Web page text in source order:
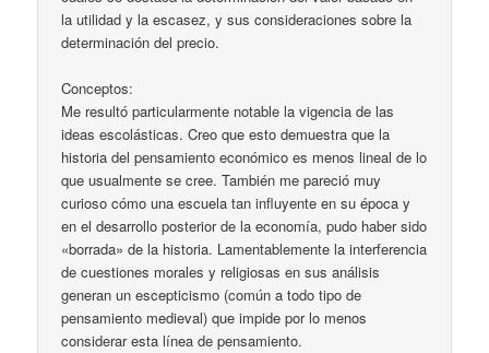
la utilidad y la escasez, y sus consideraciones sobre la
determinación del precio.
Conceptos:
Me resultó particularmente notable la vigencia de las
ideas escolásticas. Creo que esto demuestra que la
historia del pensamiento económico es menos lineal de lo
que usualmente se cree. También me pareció muy
curioso cómo una escuela tan influyente en su época y
en el desarrollo posterior de la economía, pudo haber sido
«borrada» de la historia. Lamentablemente la interferencia
de cuestiones morales y religiosas en sus análisis
generan un escepticismo (común a todo tipo de
pensamiento medieval) que impide por lo menos
considerar esta línea de pensamiento.